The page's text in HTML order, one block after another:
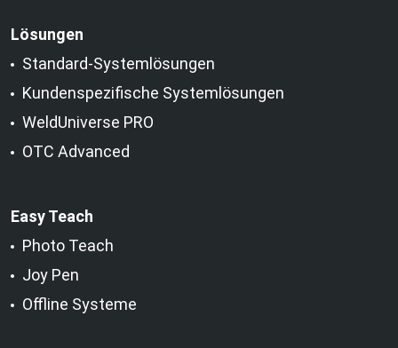
Lösungen
Standard-Systemlösungen
Kundenspezifische Systemlösungen
WeldUniverse PRO
OTC Advanced
Easy Teach
Photo Teach
Joy Pen
Offline Systeme